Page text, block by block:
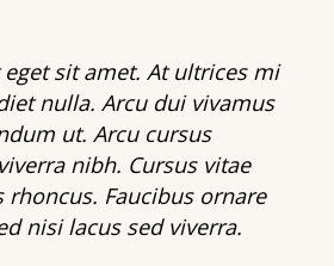
sit amet. At ultrices mi
nulla. Arcu dui vivamus
ut. Arcu cursus
nibh. Cursus vitae
rhoncus. Faucibus ornare
nisi lacus sed viverra.